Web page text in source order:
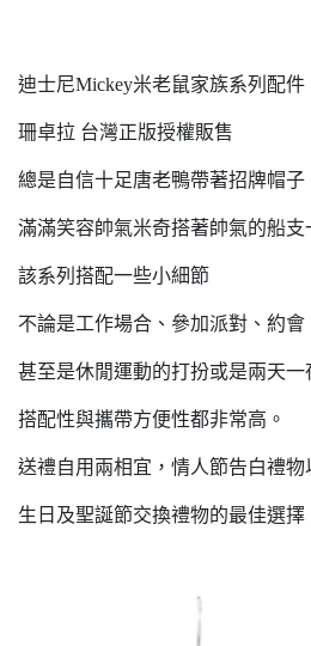
迪士尼Mickey米老鼠家族系列配件
珊卓拉 台灣正版授權販售
總是自信十足唐老鴨帶著招牌帽子
滿滿笑容帥氣米奇搭著帥氣的船支
該系列搭配一些小細節
不論是工作場合、參加派對、約會
甚至是休閒運動的打扮或是兩天一
搭配性與攜帶方便性都非常高。
送禮自用兩相宜，情人節告白禮
生日及聖誕節交換禮物的最佳選擇